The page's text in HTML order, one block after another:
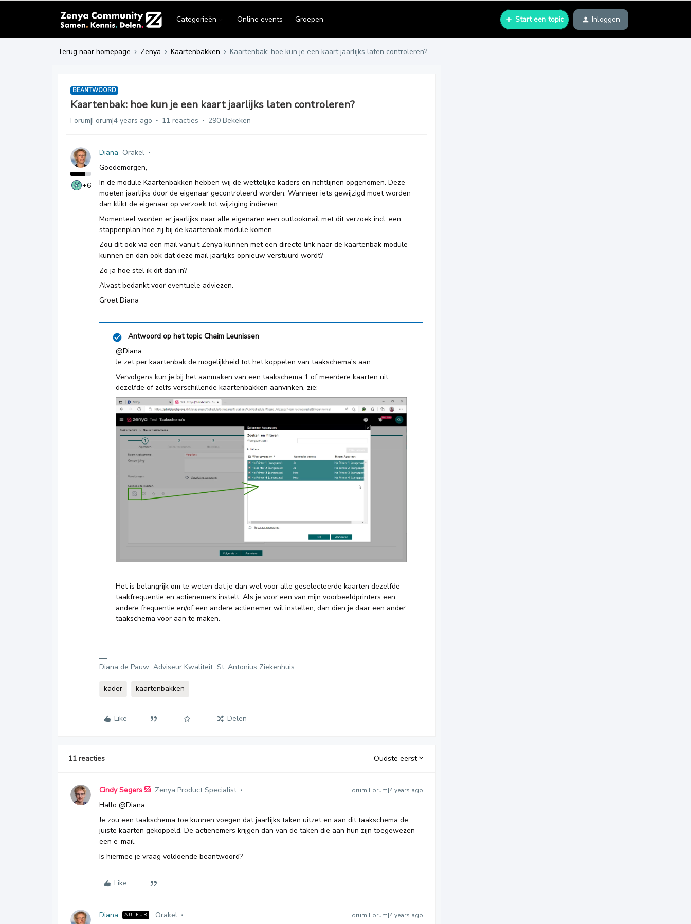
Categorieën Online events Groepen Start een topic Inloggen
Terug naar homepage Zenya Kaartenbakken Kaartenbak: hoe kun je een kaart jaarlijks laten controleren?
BEANTWOORD
Kaartenbak: hoe kun je een kaart jaarlijks laten controleren?
Forum|Forum|4 years ago 11 reacties 290 Bekeken
+6
Diana Orakel
Goedemorgen,
In de module Kaartenbakken hebben wij de wettelijke kaders en richtlijnen opgenomen. Deze
moeten jaarlijks door de eigenaar gecontroleerd worden. Wanneer iets gewijzigd moet worden
dan klikt de eigenaar op verzoek tot wijziging indienen.
Momenteel worden er jaarlijks naar alle eigenaren een outlookmail met dit verzoek incl. een
stappenplan hoe zij bij de kaartenbak module komen.
Zou dit ook via een mail vanuit Zenya kunnen met een directe link naar de kaartenbak module
kunnen en dan ook dat deze mail jaarlijks opnieuw verstuurd wordt?
Zo ja hoe stel ik dit dan in?
Alvast bedankt voor eventuele adviezen.
Groet Diana
Antwoord op het topic Chaim Leunissen
@Diana
Je zet per kaartenbak de mogelijkheid tot het koppelen van taakschema's aan.
Vervolgens kun je bij het aanmaken van een taakschema 1 of meerdere kaarten uit
dezelfde of zelfs verschillende kaartenbakken aanvinken, zie:
Het is belangrijk om te weten dat je dan wel voor alle geselecteerde kaarten dezelfde
taakfrequentie en actienemers instelt. Als je voor een van mijn voorbeeldprinters een
andere frequentie en/of een andere actienemer wil instellen, dan dien je daar een ander
taakschema voor aan te maken.
Diana de Pauw Adviseur Kwaliteit St. Antonius Ziekenhuis
kader kaartenbakken
Like Delen
11 reacties Oudste eerst
Cindy Segers Zenya Product Specialist Forum|Forum|4 years ago
Hallo @Diana,
Je zou een taakschema toe kunnen voegen dat jaarlijks taken uitzet en aan dit taakschema de
juiste kaarten gekoppeld. De actienemers krijgen dan van de taken die aan hun zijn toegewezen
een e-mail.
Is hiermee je vraag voldoende beantwoord?
Like
Diana AUTEUR Orakel Forum|Forum|4 years ago